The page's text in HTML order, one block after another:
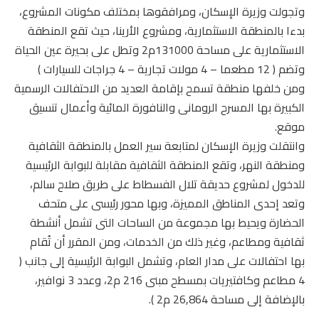
وتجولت وزيرة الإسكان، ومرافقوها بمختلف مكونات المشروع،
بدءا بالمنطقة الاستثمارية، ومشروع الأرينا، حيث تقع المنطقة
الاستثمارية على مساحة 131000م2 وتطل على بحيرة عين الحياة
وتضم ( 12 مطعما – 4 مولات تجارية – 4 جراجات للسيارات )
ومن خلفها منطقة تسمح بإقامة العديد من الاحتفالات الرسمية
الكبيرة بها المسرح الرومانى والنافورة المائية وأعمال تنسيق
موقع.
وانتقلت وزيرة الإسكان لمتابعة سير العمل بالمنطقة الثقافية
ومنطقة النهر، وتقع المنطقة الثقافية مقابلة للبوابة الرئيسية
للدخول لمشروع حديقة تلال الفسطاط على طريق صلاح سالم،
وتعد إحدى المناطق المميزة، وبها محور رئيسى على متحف
الحضارة ويحيط بها مجموعة من الساحات التى تشمل أنشطة
ثقافية ومطاعم، وغير ذلك من الخدمات، ومن المقرر أن تُقام
بها احتفالات على مدار العام، وتشمل البوابة الرئيسية إلى جانب (
4 مطاعم وكافتيريات بمسطح مبنى 216 م2، وعدد 3 نوافير،
بالإضافة إلى مساحة 26,864 م2 ).